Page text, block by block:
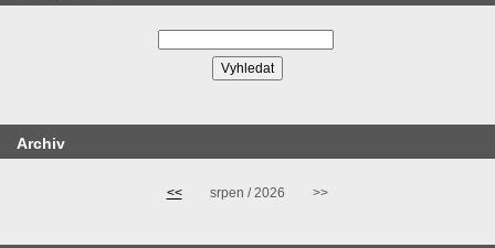
Archiv
<< srpen / 2026 >>